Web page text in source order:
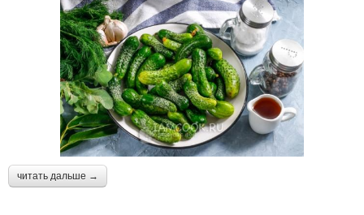
читать дальше →